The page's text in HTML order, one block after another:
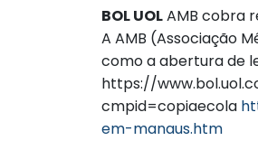
BOL UOLAMB cobra
A AMB (Associação
como a abertura de
https://
cmpid=copiaecola
em-manaus.htm